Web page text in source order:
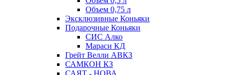
Объем 0,75 л
Эксклюзивные Коньяки
Подарочные Коньяки
СИС Алко
Мараси КД
Грейт Велли АВКЗ
САМКОН КЗ
САЯТ - НОВА